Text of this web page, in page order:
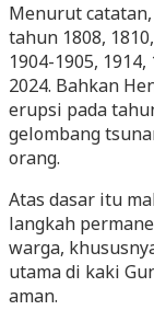
Menurut
tahun 1808,
1904-1905,
2024. Bahkan
erupsi pada
gelombang
orang.
Atas dasar itu
langkah
warga,
utama di kaki
aman.